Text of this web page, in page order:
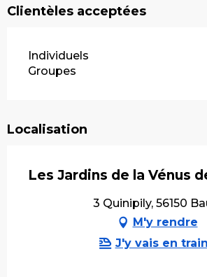
Clientèles acceptées
Individuels
Groupes
Localisation
Les Jardins de la Vénus
3 Quinipily, 56150
M'y rendre
J'y vais en